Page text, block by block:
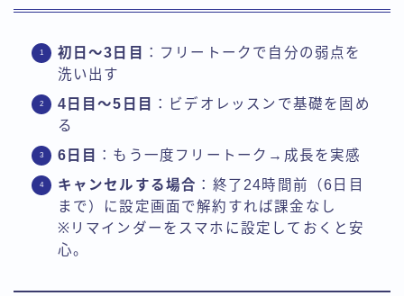
初日〜3日目
：フリートークで自分の弱点を
洗い出す
4日目〜5日目
：ビデオレッスンで基礎を固め
る
6日目
：もう一度フリートーク→成長を実感
キャンセルする場合 ：終了24時間前（6日目
まで）に設定画面で解約すれば課金なし
※リマインダーをスマホに設定しておくと安
心。